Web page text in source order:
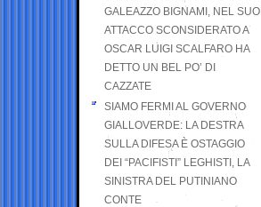
GALEAZZO BIGNAMI, NEL SUO
ATTACCO SCONSIDERATO A
OSCAR LUIGI SCALFARO HA
DETTO UN BEL PO’ DI
CAZZATE
SIAMO FERMI AL GOVERNO
GIALLOVERDE: LA DESTRA
SULLA DIFESA È OSTAGGIO
DEI “PACIFISTI” LEGHISTI, LA
SINISTRA DEL PUTINIANO
CONTE